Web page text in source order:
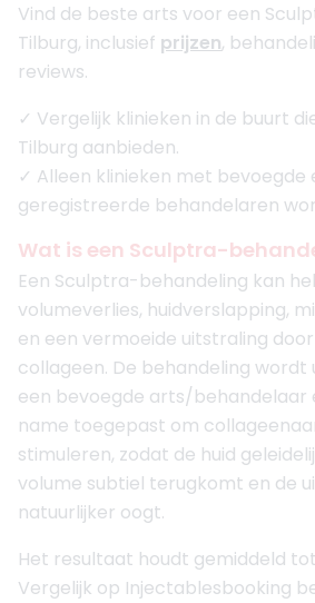
Vind de beste arts voor een
Tilburg, inclusief prijzen,
reviews.
✓ Vergelijk klinieken in de buurt
Tilburg aanbieden.
✓ Alleen klinieken met bevoegde
geregistreerde behandelaren
Wat is een Sculptra-
Een Sculptra-behandeling kan
volumeverlies, huidverslapping,
en een vermoeide uitstraling
collageen. De behandeling
een bevoegde arts/behandelaar
name toegepast om
stimuleren, zodat de huid
volume subtiel terugkomt en de
natuurlijker oogt.
Het resultaat houdt gemiddeld
Vergelijk op Injectablesbooking